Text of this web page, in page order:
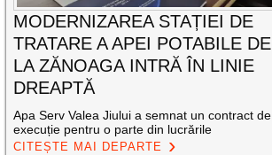
MODERNIZAREA STAȚIEI DE
TRATARE A APEI POTABILE DE
LA ZĂNOAGA INTRĂ ÎN LINIE
DREAPTĂ
Apa Serv Valea Jiului a semnat un contract de
execuție pentru o parte din lucrările
CITEȘTE MAI DEPARTE